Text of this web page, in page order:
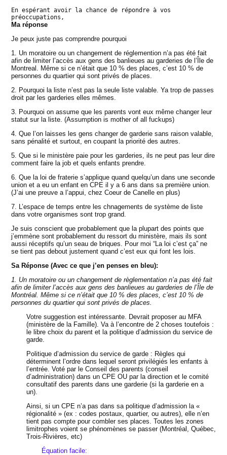
En espérant avoir la chance de répondre à vos
préoccupations,
Ma réponse
Je peux juste pas comprendre pourquoi
1. Un moratoire ou un changement de réglemention n’a pas été fait
afin de limiter l’accès aux gens des banlieues au garderies de l’Île de
Montreal. Même si ce n’était que 10 % des places, c’est 10 % de
personnes du quartier qui sont privés de places.
2. Pourquoi la liste n’est pas la seule liste valable. Ya trop de passes
droit par les garderies elles mêmes.
3. Pourquoi on assume que les parents vont eux même changer leur
statut sur la liste. (Assumption is mother of all fuckups)
4. Que l’on laisses les gens changer de garderie sans raison valable,
sans pénalité et surtout, en coupant la priorité des autres.
5. Que si le ministère paie pour les garderies, ils ne peut pas leur dire
comment faire la job et quels enfants prendre.
6. Que la loi de fraterie s’applique quand quelqu’un dans une seconde
union et a eu un enfant en CPE il y a 6 ans dans sa première union.
(J’ai une preuve a l’appui, chez Coeur de Canelle en plus)
7. L’espace de temps entre les chnagements de système de liste
dans votre organismes sont trop grand.
Je suis conscient que probablement que la plupart des points que
j’emmène sont probablement du ressort du ministère, mais ils sont
aussi réceptifs qu’un seau de briques. Pour moi “La loi c’est ça” ne
se tient pas debout justement quand c’est eux qui font les lois.
Sa Réponse (Avec ce que j’en penses en bleu):
1. Un moratoire ou un changement de règlementation n’a pas été fait
afin de limiter l’accès aux gens des banlieues au garderies de l’Île de
Montréal. Même si ce n’était que 10 % des places, c’est 10 % de
personnes du quartier qui sont privés de places.
Votre suggestion est intéressante. Devrait proposer au MFA
(ministère de la Famille). Va à l’encontre de 2 choses toutefois :
le libre choix du parent et la politique d’admission du service de
garde.
Politique d’admission du service de garde : Règles qui
déterminent l’ordre dans lequel seront privilégiés les enfants à
l’entrée. Voté par le Conseil des parents (conseil
d’administration) dans un CPE OU par la direction et le comité
consultatif des parents dans une garderie (si la garderie en a
un).
Ainsi, si un CPE n’a pas dans sa politique d’admission la «
régionalité » (ex : codes postaux, quartier, ou autres), elle n’en
tient pas compte pour combler ses places. Toutes les zones
limitrophes voient se phénomènes se passer (Montréal, Québec,
Trois-Rivières, etc)
Équation facile: